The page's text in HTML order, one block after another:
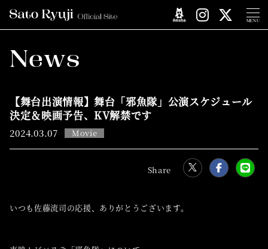
MENU
News
【舞台出演情報】舞台「邪魚隊」公演スケジュール
決定＆映画予告、KV解禁です
2024.03.07 Movie
いつも佐藤流司の応援、ありがとうございます。